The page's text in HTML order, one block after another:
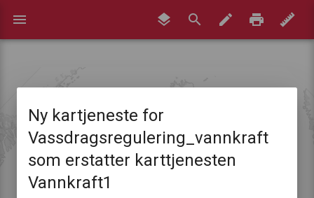
Ny kartjeneste for
Vassdragsregulering_vannkraft
som erstatter karttjenesten
Vannkraft1
menu